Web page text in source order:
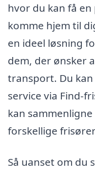
hvor du kan få
komme hjem til
en ideel løsning
dem, der ønsker
transport. Du
service via Find-
kan
forskellige
Så uanset om du